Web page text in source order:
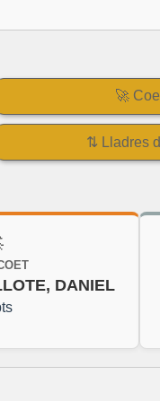
🚀
⇅ Lladres
DANIEL